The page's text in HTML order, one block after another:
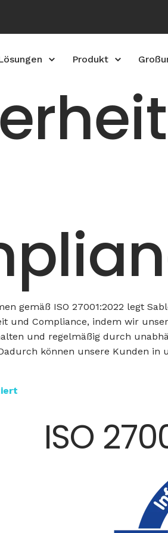
Produkt
gemäß ISO 27001:2022 legt
und Compliance, indem wir
und regelmäßig durch
können unsere Kunden in
ISO